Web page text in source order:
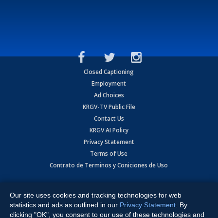
Closed Captioning
Employment
Ad Choices
KRGV-TV Public File
Contact Us
KRGV AI Policy
Privacy Statement
Terms of Use
Contrato de Terminos y Coniciones de Uso
Expressway, Weslaco, TX 78596.
All Rights Reserved. Powered by:Ruby Shore Software
Our site uses cookies and tracking technologies for web
statistics and ads as outlined in our Privacy Statement . By
clicking "OK", you consent to our use of these technologies and